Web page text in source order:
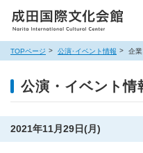
TOPページ 公演･イベント情報 企
公演・イベント情
2021年11月29日(月)